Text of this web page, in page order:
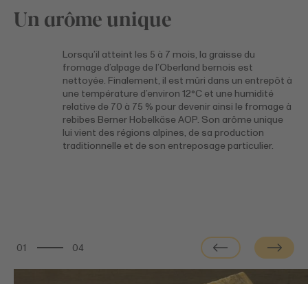
Un arôme unique
Lorsqu’il atteint les 5 à 7 mois, la graisse du
fromage d’alpage de l’Oberland bernois est
nettoyée. Finalement, il est mûri dans un entrepôt à
une température d’environ 12°C et une humidité
relative de 70 à 75 % pour devenir ainsi le fromage à
rebibes Berner Hobelkäse AOP. Son arôme unique
lui vient des régions alpines, de sa production
traditionnelle et de son entreposage particulier.
01 04